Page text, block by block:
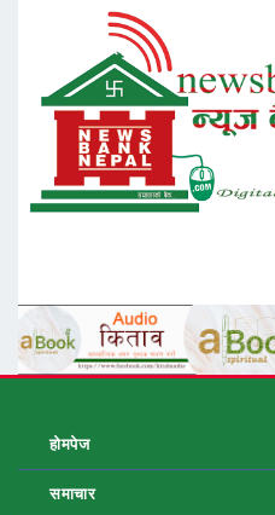
होमपेज
समाचार